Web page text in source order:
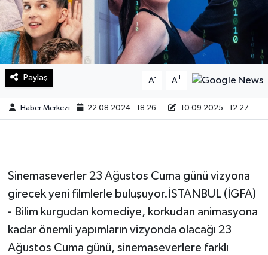
Paylaş A- A+
Haber Merkezi 22.08.2024 - 18:26 10.09.2025 - 12:27
Sinemaseverler 23 Ağustos Cuma günü vizyona
girecek yeni filmlerle buluşuyor.İSTANBUL (İGFA)
- Bilim kurgudan komediye, korkudan animasyona
kadar önemli yapımların vizyonda olacağı 23
Ağustos Cuma günü, sinemaseverlere farklı
Yaşam